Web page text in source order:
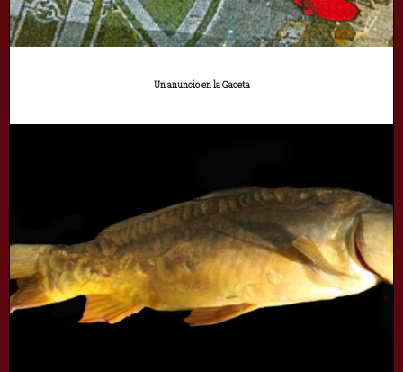
Un anuncio en la Gaceta